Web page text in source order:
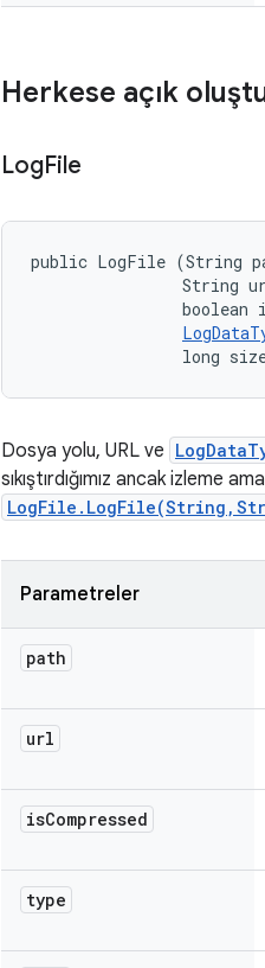
Herkese açık
LogFile
public LogFile (String
String
boolean
long
Dosya yolu, URL ve
sıkıştırdığımız ancak izleme
Parametreler
path
url
isCompressed
type